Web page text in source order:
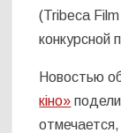
(Tribeca
конкурсной
Новостью
кіно»